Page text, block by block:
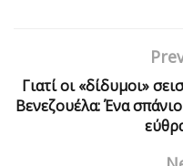
Γιατί οι «δίδυμοι»
Βενεζουέλα: Ένα